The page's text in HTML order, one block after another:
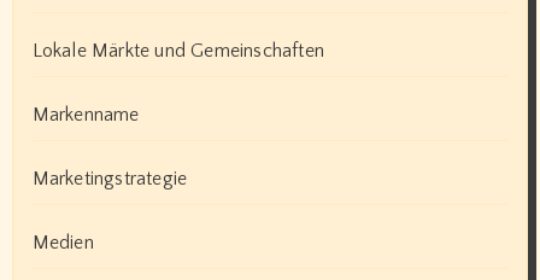
Lokale Märkte und Gemeinschaften
Markenname
Marketingstrategie
Medien